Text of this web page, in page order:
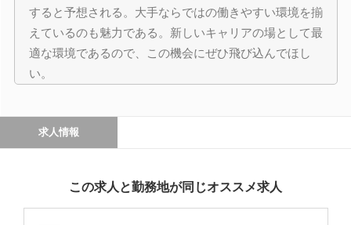
すると予想される。大手ならではの働きやすい環境を揃
えているのも魅力である。新しいキャリアの場として最
適な環境であるので、この機会にぜひ飛び込んでほし
い。
求人情報
この求人と勤務地が同じオススメ求人